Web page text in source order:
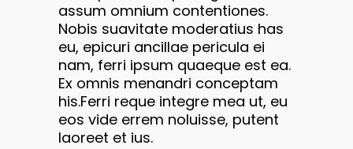
assum omnium contentiones.
Nobis suavitate moderatius has
eu, epicuri ancillae pericula ei
nam, ferri ipsum quaeque est ea.
Ex omnis menandri conceptam
his.Ferri reque integre mea ut, eu
eos vide errem noluisse, putent
laoreet et ius.